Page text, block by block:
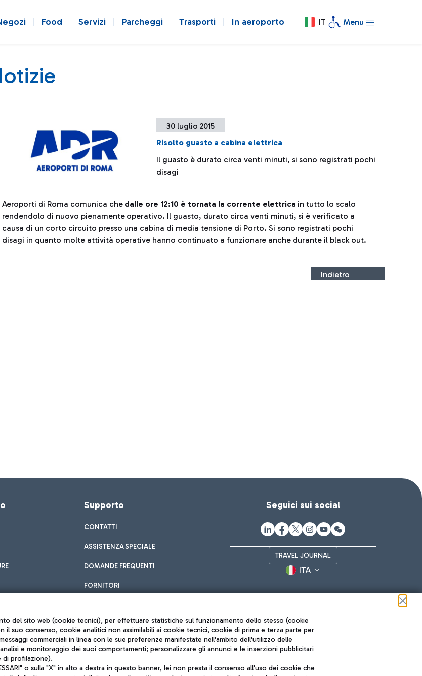
Food Servizi Parcheggi Trasporti In aeroporto IT Menu
30 luglio 2015
Risolto guasto a cabina elettrica
Il guasto è durato circa venti minuti, si sono registrati pochi
disagi
Aeroporti di Roma comunica che dalle ore 12:10 è tornata la corrente elettrica in tutto lo scalo
rendendolo di nuovo pienamente operativo. Il guasto, durato circa venti minuti, si è verificato a
causa di un corto circuito presso una cabina di media tensione di Porto. Si sono registrati pochi
disagi in quanto molte attività operative hanno continuato a funzionare anche durante il black out.
Indietro
Supporto
CONTATTI
ASSISTENZA SPECIALE
DOMANDE FREQUENTI
FORNITORI
Seguici sui social
TRAVEL JOURNAL
ITA
Note legali
Roma FCO
del sito web (cookie tecnici), per effettuare statistiche sul funzionamento dello stesso (cookie
il suo consenso, cookie analitici non assimilabili ai cookie tecnici, cookie di prima e terza parte per
commerciali in linea con le sue preferenze manifestate nell'ambito dell'utilizzo delle
e monitoraggio dei suoi comportamenti; personalizzare gli annunci e le inserzioni pubblicitari
di profilazione).
o sulla "X" in alto a destra in questo banner, lei non presta il consenso all'uso dei cookie che